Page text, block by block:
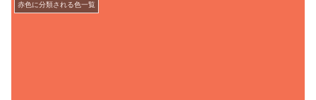
赤色に分類される色一覧